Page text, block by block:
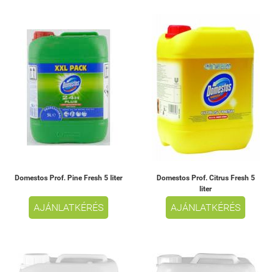
Domestos Prof. Pine Fresh 5 liter
AJÁNLATKÉRÉS
Domestos Prof. Citrus Fresh 5
liter
AJÁNLATKÉRÉS